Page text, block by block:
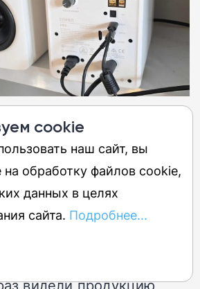
дизайн в белом
x 13,3 x 22,5 см, вес
управления
видели продукцию
cookie
наш сайт, вы
на обработку файлов cookie,
данных в целях
сайта. Подробнее...